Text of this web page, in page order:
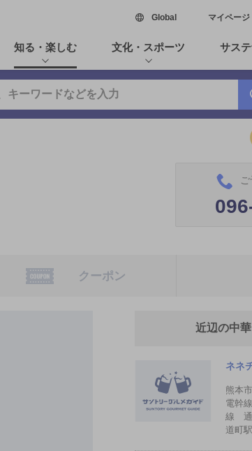
Global新しいウィンドウで
マイページ
知る・楽しむ 文化・スポーツ サス
クーポン
近辺の中
ネネ
熊本
電幹
線 通
道町